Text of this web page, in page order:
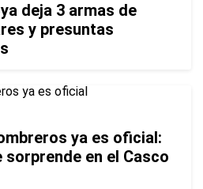
deja 3 armas de
y presuntas
ya es oficial:
sorprende en el Casco